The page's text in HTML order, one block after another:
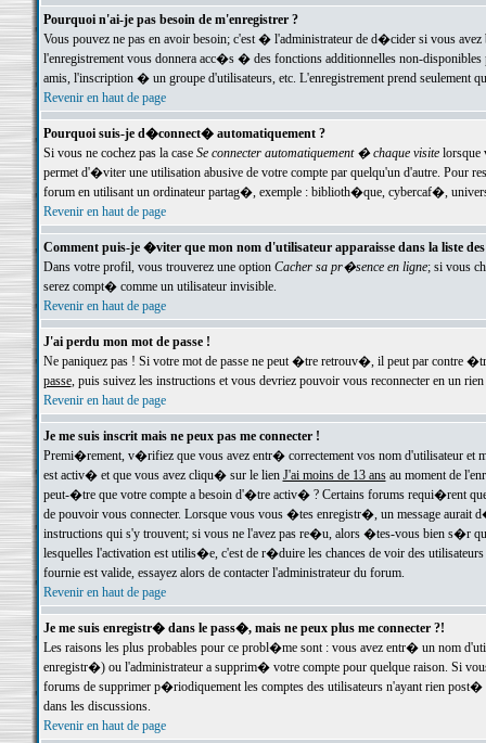
Pourquoi n'ai-je pas besoin de m'enregistrer ?
Vous pouvez ne pas en avoir besoin; c'est � l'administrateur de d�cider si vous
l'enregistrement vous donnera acc�s � des fonctions additionnelles non-
amis, l'inscription � un groupe d'utilisateurs, etc. L'enregistrement prend seulement
Revenir en haut de page
Pourquoi suis-je d�connect� automatiquement ?
Si vous ne cochez pas la case Se connecter automatiquement � chaque visitelorsque
permet d'�viter une utilisation abusive de votre compte par quelqu'un d'autre. Pour
forum en utilisant un ordinateur partag�, exemple : biblioth�que, cybercaf�,
Revenir en haut de page
Comment puis-je �viter que mon nom d'utilisateur apparaisse dans la liste
Dans votre profil, vous trouverez une option Cacher sa pr�sence en ligne; si vous
serez compt� comme un utilisateur invisible.
Revenir en haut de page
J'ai perdu mon mot de passe !
Ne paniquez pas ! Si votre mot de passe ne peut �tre retrouv�, il peut par contre
passe, puis suivez les instructions et vous devriez pouvoir vous reconnecter en un rien
Revenir en haut de page
Je me suis inscrit mais ne peux pas me connecter !
Premi�rement, v�rifiez que vous avez entr� correctement vos nom d'utilisateur
est activ� et que vous avez cliqu� sur le lien J'ai moins de 13 ansau moment de
peut-�tre que votre compte a besoin d'�tre activ� ? Certains forums requi�rent
de pouvoir vous connecter. Lorsque vous vous �tes enregistr�, un message aurait
instructions qui s'y trouvent; si vous ne l'avez pas re�u, alors �tes-vous bien s�r
lesquelles l'activation est utilis�e, c'est de r�duire les chances de voir des
fournie est valide, essayez alors de contacter l'administrateur du forum.
Revenir en haut de page
Je me suis enregistr� dans le pass�, mais ne peux plus me connecter ?!
Les raisons les plus probables pour ce probl�me sont : vous avez entr� un nom
enregistr�) ou l'administrateur a supprim� votre compte pour quelque raison. Si
forums de supprimer p�riodiquement les comptes des utilisateurs n'ayant rien
dans les discussions.
Revenir en haut de page